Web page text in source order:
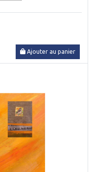
Ajouter au panier